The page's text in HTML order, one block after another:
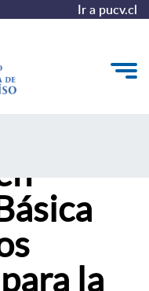
Ir a pucv.cl
la